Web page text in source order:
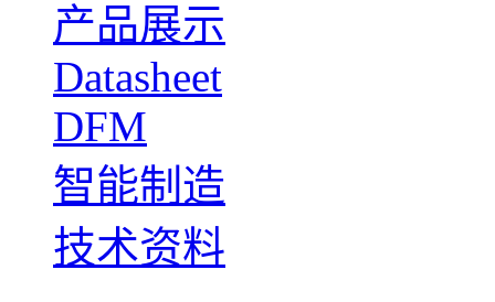
产品展示
Datasheet
DFM
智能制造
技术资料